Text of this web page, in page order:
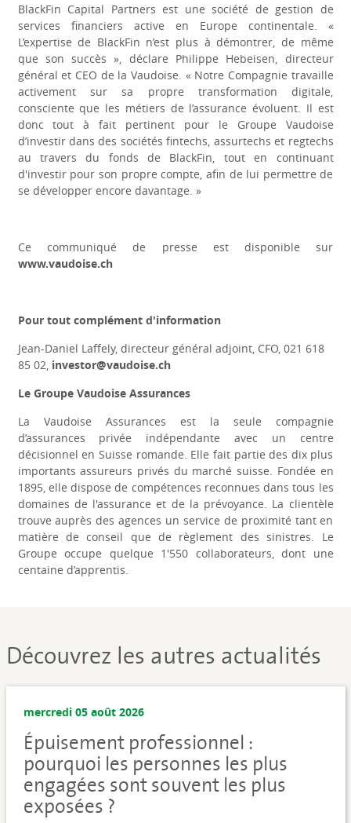
BlackFin Capital Partners est une société de gestion de
services financiers active en Europe continentale. «
L’expertise de BlackFin n’est plus à démontrer, de même
que son succès », déclare Philippe Hebeisen, directeur
général et CEO de la Vaudoise. « Notre Compagnie travaille
activement sur sa propre transformation digitale,
consciente que les métiers de l’assurance évoluent. Il est
donc tout à fait pertinent pour le Groupe Vaudoise
d’investir dans des sociétés fintechs, assurtechs et regtechs
au travers du fonds de BlackFin, tout en continuant
d'investir pour son propre compte, afin de lui permettre de
se développer encore davantage. »
Ce communiqué de presse est disponible sur
www.vaudoise.ch
Pour tout complément d'information
Jean-Daniel Laffely, directeur général adjoint, CFO, 021 618
85 02, investor@vaudoise.ch
Le Groupe Vaudoise Assurances
La Vaudoise Assurances est la seule compagnie
d’assurances privée indépendante avec un centre
décisionnel en Suisse romande. Elle fait partie des dix plus
importants assureurs privés du marché suisse. Fondée en
1895, elle dispose de compétences reconnues dans tous les
domaines de l'assurance et de la prévoyance. La clientèle
trouve auprès des agences un service de proximité tant en
matière de conseil que de règlement des sinistres. Le
Groupe occupe quelque 1'550 collaborateurs, dont une
centaine d’apprentis.
Découvrez les autres actualités
mercredi 05 août 2026
Épuisement professionnel :
pourquoi les personnes les plus
engagées sont souvent les plus
exposées ?